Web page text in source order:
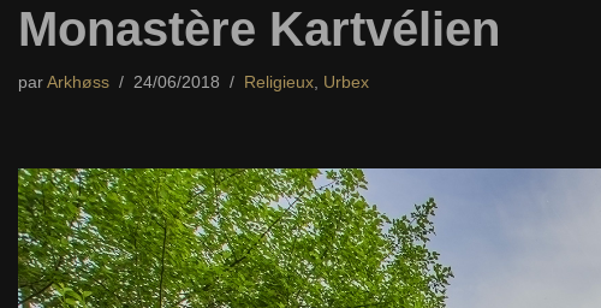
Monastère Kartvélien
parArkhøss 24/06/2018 Religieux Urbex